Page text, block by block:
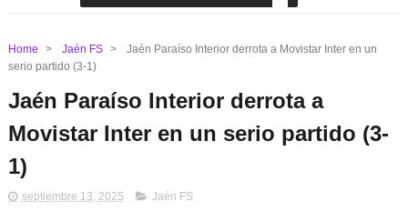
Home > Jaén FS >
Jaén Paraíso Interior derrota a Movistar Inter en un
serio partido (3-1)
Jaén Paraíso Interior derrota a
Movistar Inter en un serio partido (3-
1)
septiembre 13, 2025 Jaén FS